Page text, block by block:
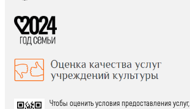
Чтобы оценить условия предоставления услуг,